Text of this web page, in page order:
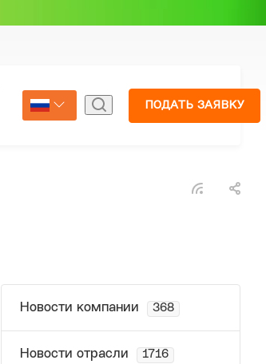
Страхование
Select Language
ПОДАТЬ ЗАЯВКУ
Новости компании 368
Новости отрасли 1716